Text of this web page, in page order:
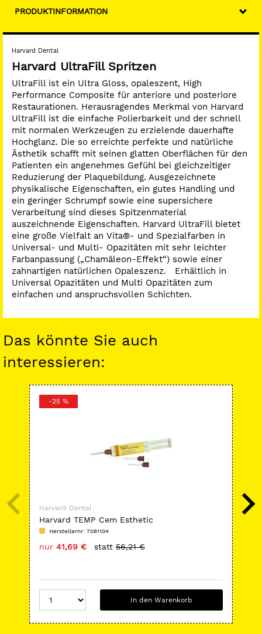
PRODUKTINFORMATION
Harvard Dental
Harvard UltraFill Spritzen
UltraFill ist ein Ultra Gloss, opaleszent, High
Performance Composite für anteriore und posteriore
Restaurationen. Herausragendes Merkmal von Harvard
UltraFill ist die einfache Polierbarkeit und der schnell
mit normalen Werkzeugen zu erzielende dauerhafte
Hochglanz. Die so erreichte perfekte und natürliche
Ästhetik schafft mit seinen glatten Oberflächen für den
Patienten ein angenehmes Gefühl bei gleichzeitiger
Reduzierung der Plaquebildung. Ausgezeichnete
physikalische Eigenschaften, ein gutes Handling und
ein geringer Schrumpf sowie eine supersichere
Verarbeitung sind dieses Spitzenmaterial
auszeichnende Eigenschaften. Harvard UltraFill bietet
eine große Vielfalt an Vita®- und Spezialfarben in
Universal- und Multi- Opazitäten mit sehr leichter
Farbanpassung („Chamäleon-Effekt“) sowie einer
zahnartigen natürlichen Opaleszenz. Erhältlich in
Universal Opazitäten und Multi Opazitäten zum
einfachen und anspruchsvollen Schichten.
Das könnte Sie auch
interessieren:
-25 %
Harvard Dental
Harvard TEMP Cem Esthetic
Herstellernr: 7081104
nur 41,69 € statt 56,21 €
In den Warenkorb